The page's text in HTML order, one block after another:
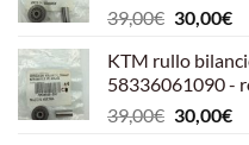
39,00€ Il
originale
era:
39,00€.
30,00€Il
è:
KTM rullo
58336061090 -
39,00€ Il
30,00€Il